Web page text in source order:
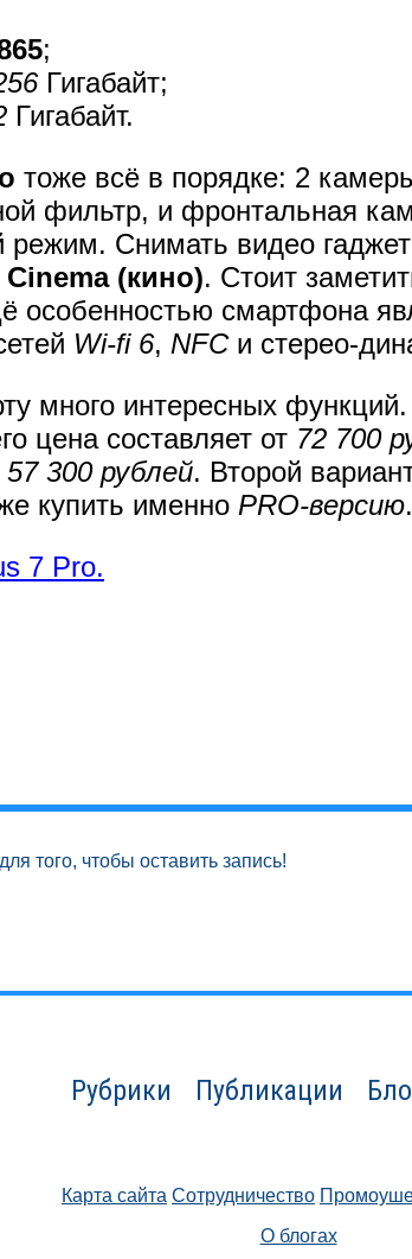
;
Гигабайт;
Гигабайт.
тоже всё в порядке: 2
фильтр, и фронтальная
режим. Снимать видео
Cinema (кино). Стоит
смартфона
Wi-fi 6, NFCи стерео-
много интересных
цена составляет от 72 700
57 300 рублей. Второй
купить именно PRO-версию
7 Pro.
того, чтобы оставить запись!
Рубрики Публикации
Карта сайта Сотрудничество
О блогах